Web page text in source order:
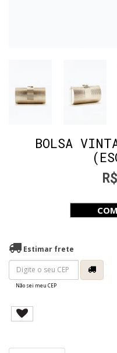
BOLSA
Estimar frete
Não sei meu CEP